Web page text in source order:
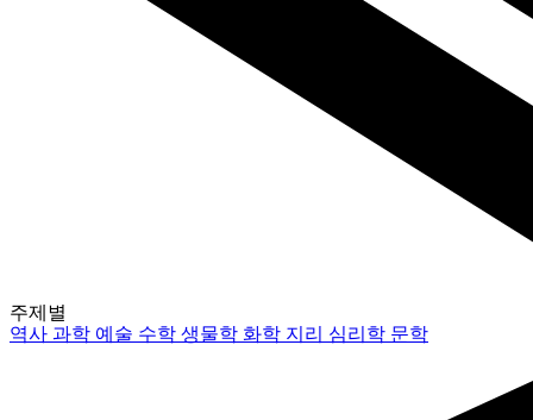
주제별
역사과학 예술 수학생물학 화학 지리 심리학 문학